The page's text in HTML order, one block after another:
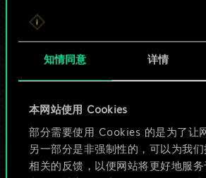
知情同意 详情
本网站使用 Cookies
部分需要使用 Cookies 的是为了让
另一部分是非强制性的，可以为我
相关的反馈，以便网站将更好地服
目前只是分享
牌，但能做的
些！